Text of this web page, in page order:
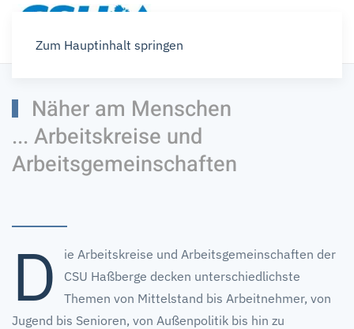
Zum Hauptinhalt springen
Näher am Menschen
... Arbeitskreise und
Arbeitsgemeinschaften
D
ie Arbeitskreise und Arbeitsgemeinschaften der
CSU Haßberge decken unterschiedlichste
Themen von Mittelstand bis Arbeitnehmer, von
Jugend bis Senioren, von Außenpolitik bis hin zu